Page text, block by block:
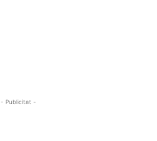
- Publicitat -